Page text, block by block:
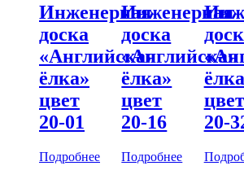
Инженерная
доска
«Английская
ёлка»
цвет
20-01
Подробнее
Инженерная
доска
«Английская
ёлка»
цвет
20-16
Подробнее
цвет
20-